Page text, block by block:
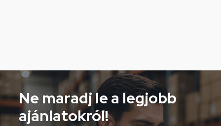
Ne maradj le a legjobb
ajánlatokról!